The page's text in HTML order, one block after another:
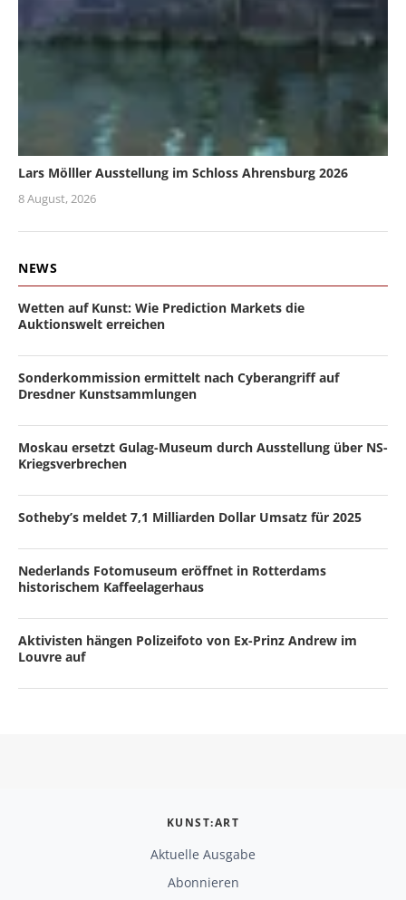
Lars Mölller Ausstellung im Schloss Ahrensburg 2026
8 August, 2026
NEWS
Wetten auf Kunst: Wie Prediction Markets die
Auktionswelt erreichen
Sonderkommission ermittelt nach Cyberangriff auf
Dresdner Kunstsammlungen
Moskau ersetzt Gulag-Museum durch Ausstellung über NS-
Kriegsverbrechen
Sotheby’s meldet 7,1 Milliarden Dollar Umsatz für 2025
Nederlands Fotomuseum eröffnet in Rotterdams
historischem Kaffeelagerhaus
Aktivisten hängen Polizeifoto von Ex-Prinz Andrew im
Louvre auf
KUNST:ART
Aktuelle Ausgabe
Abonnieren